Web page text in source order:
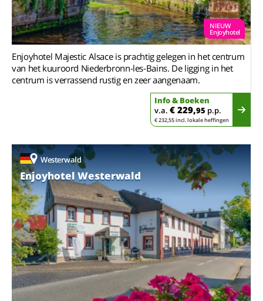
NIEUW
Enjoyhotel
Enjoyhotel Majestic Alsace is prachtig gelegen in het centrum
van het kuuroord Niederbronn-les-Bains. De ligging in het
centrum is verrassend rustig en zeer aangenaam.
Info & Boeken
v.a. € 229,95 p.p.
€ 232,55 incl. lokale heffingen
Westerwald
Enjoyhotel Westerwald